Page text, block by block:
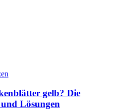
gelb? Die
Lösungen